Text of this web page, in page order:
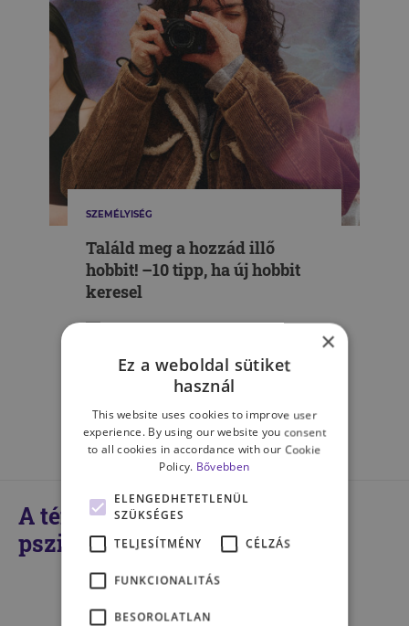
SZEMÉLYISÉG
Találd meg a hozzád illő
hobbit! –10 tipp, ha új hobbit
keresel
MÉG TÖBB CIKK A TÉMÁBAN
A témában kompetens
pszichológusaink
×
Ez a weboldal sütiket
használ
This website uses cookies to improve user
experience. By using our website you consent
to all cookies in accordance with our Cookie
Policy. Bővebben
ELENGEDHETETLENÜL
SZÜKSÉGES
TELJESÍTMÉNY
CÉLZÁS
FUNKCIONALITÁS
BESOROLATLAN